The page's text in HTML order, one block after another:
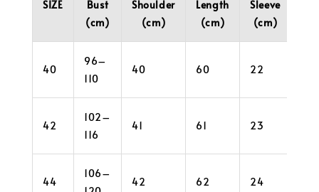
SIZE
Bust
(cm)
Shoulder
(cm)
Length
(cm)
Sleeve
(cm)
40
96–
110
40 60 22
42
102–
116
41 61 23
44
106–
42 62 24